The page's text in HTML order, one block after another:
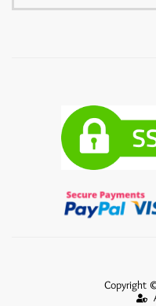
Copyright